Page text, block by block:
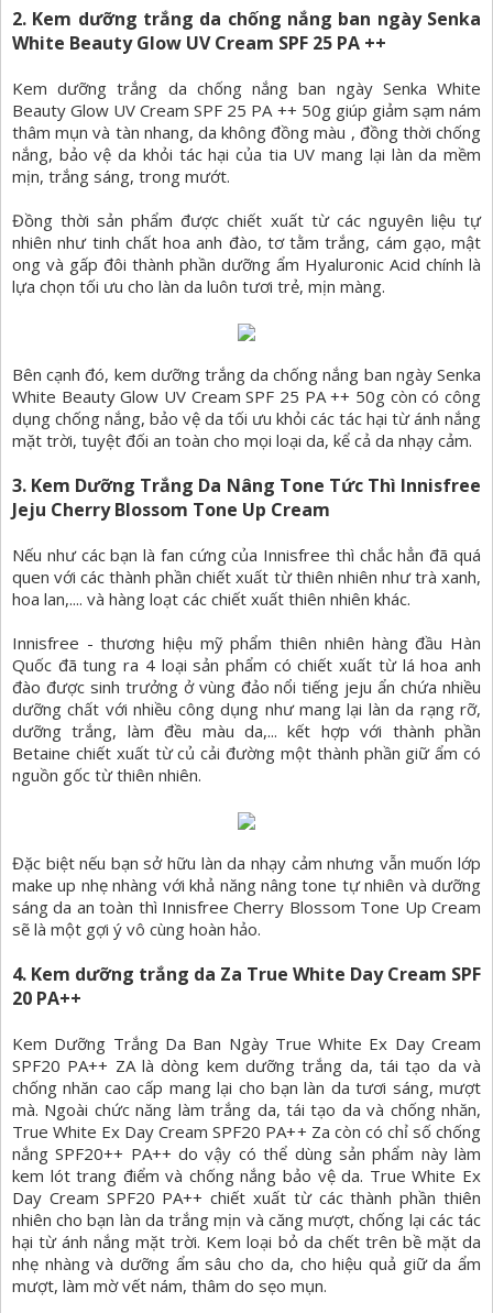
2. Kem dưỡng trắng da chống nắng ban ngày Senka
White Beauty Glow UV Cream SPF 25 PA ++
Kem dưỡng trắng da chống nắng ban ngày Senka White
Beauty Glow UV Cream SPF 25 PA ++ 50g giúp giảm sạm nám
thâm mụn và tàn nhang, da không đồng màu , đồng thời chống
nắng, bảo vệ da khỏi tác hại của tia UV mang lại làn da mềm
mịn, trắng sáng, trong mướt.
Đồng thời sản phẩm được chiết xuất từ các nguyên liệu tự
nhiên như tinh chất hoa anh đào, tơ tằm trắng, cám gạo, mật
ong và gấp đôi thành phần dưỡng ẩm Hyaluronic Acid chính là
lựa chọn tối ưu cho làn da luôn tươi trẻ, mịn màng.
Bên cạnh đó, kem dưỡng trắng da chống nắng ban ngày Senka
White Beauty Glow UV Cream SPF 25 PA ++ 50g còn có công
dụng chống nắng, bảo vệ da tối ưu khỏi các tác hại từ ánh nắng
mặt trời, tuyệt đối an toàn cho mọi loại da, kể cả da nhạy cảm.
3. Kem Dưỡng Trắng Da Nâng Tone Tức Thì Innisfree
Jeju Cherry Blossom Tone Up Cream
Nếu như các bạn là fan cứng của Innisfree thì chắc hẳn đã quá
quen với các thành phần chiết xuất từ thiên nhiên như trà xanh,
hoa lan,.... và hàng loạt các chiết xuất thiên nhiên khác.
Innisfree - thương hiệu mỹ phẩm thiên nhiên hàng đầu Hàn
Quốc đã tung ra 4 loại sản phẩm có chiết xuất từ lá hoa anh
đào được sinh trưởng ở vùng đảo nổi tiếng jeju ẩn chứa nhiều
dưỡng chất với nhiều công dụng như mang lại làn da rạng rỡ,
dưỡng trắng, làm đều màu da,... kết hợp với thành phần
Betaine chiết xuất từ củ cải đường một thành phần giữ ẩm có
nguồn gốc từ thiên nhiên.
Đặc biệt nếu bạn sở hữu làn da nhạy cảm nhưng vẫn muốn lớp
make up nhẹ nhàng với khả năng nâng tone tự nhiên và dưỡng
sáng da an toàn thì Innisfree Cherry Blossom Tone Up Cream
sẽ là một gợi ý vô cùng hoàn hảo.
4. Kem dưỡng trắng da Za True White Day Cream SPF
20 PA++
Kem Dưỡng Trắng Da Ban Ngày True White Ex Day Cream
SPF20 PA++ ZA là dòng kem dưỡng trắng da, tái tạo da và
chống nhăn cao cấp mang lại cho bạn làn da tươi sáng, mượt
mà. Ngoài chức năng làm trắng da, tái tạo da và chống nhăn,
True White Ex Day Cream SPF20 PA++ Za còn có chỉ số chống
nắng SPF20++ PA++ do vậy có thể dùng sản phẩm này làm
kem lót trang điểm và chống nắng bảo vệ da. True White Ex
Day Cream SPF20 PA++ chiết xuất từ các thành phần thiên
nhiên cho bạn làn da trắng mịn và căng mượt, chống lại các tác
hại từ ánh nắng mặt trời. Kem loại bỏ da chết trên bề mặt da
nhẹ nhàng và dưỡng ẩm sâu cho da, cho hiệu quả giữ da ẩm
mượt, làm mờ vết nám, thâm do sẹo mụn.